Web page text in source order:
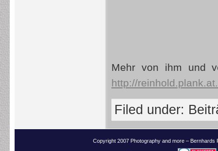
Mehr von ihm und
http://
Filed under:
Copyright 2007 Photography and more –